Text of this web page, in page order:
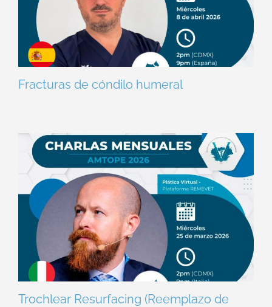
Fracturas de cóndilo humeral
Trochlear Resurfacing (Reemplazo de